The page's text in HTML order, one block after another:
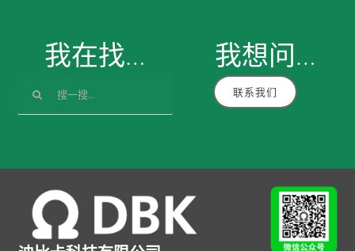
我在找…
索：
我想问…
联系我们